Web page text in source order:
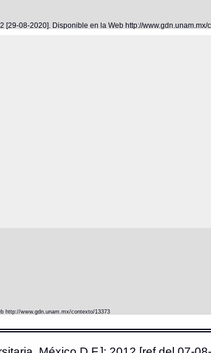
08-2020]. Disponible en la Web http://www.gdn.unam.mx/
http://www.gdn.unam.mx/contexto/13373